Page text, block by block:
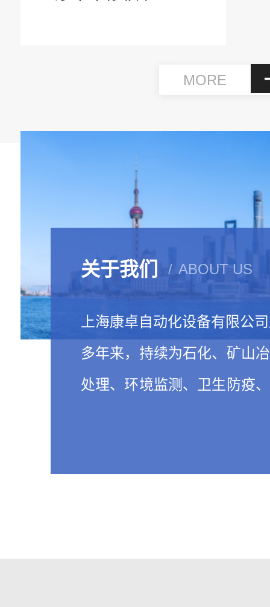
MORE
关于我们 ABOUT US
上海康卓自动化设备有限公
多年来，持续为石化、矿山
处理、环境监测、卫生防疫